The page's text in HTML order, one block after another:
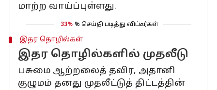
மாற்ற வாய்ப்புள்ளது.
33% % செய்தி படித்து விட்டீர்கள்
இதர தொழில்கள்
இதர தொழில்களில் முதலீடு
பசுமை ஆற்றலைத் தவிர, அதானி
குழுமம் தனது முதலீட்டுத் திட்டத்தின்